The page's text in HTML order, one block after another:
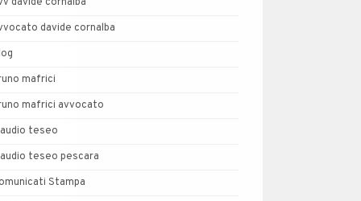
davide cornalba
mafrici
mafrici avvocato
teseo
teseo pescara
Stampa